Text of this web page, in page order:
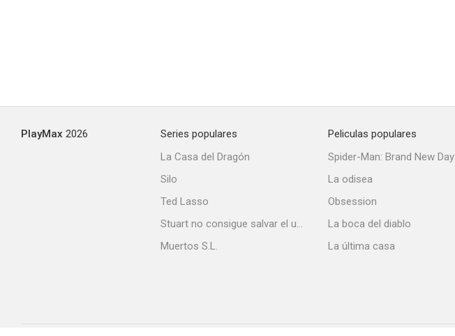
PlayMax 2026
Series populares
La Casa del Dragón
Silo
Ted Lasso
Stuart no consigue salvar el universo
Muertos S.L.
Peliculas populares
Spider-Man: Brand New Day
La odisea
Obsession
La boca del diablo
La última casa